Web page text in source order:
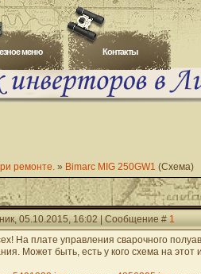
меню Контакты
ремонте. » Bimarc MIG 250GW1 (Схема)
05.10.2015, 16:02 | Сообщение #1
На плате управления сварочного
Может быть, есть у кого схема на